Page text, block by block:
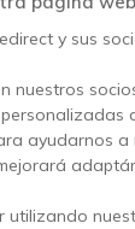
y sus
nuestros
ayudarnos a
utilizando